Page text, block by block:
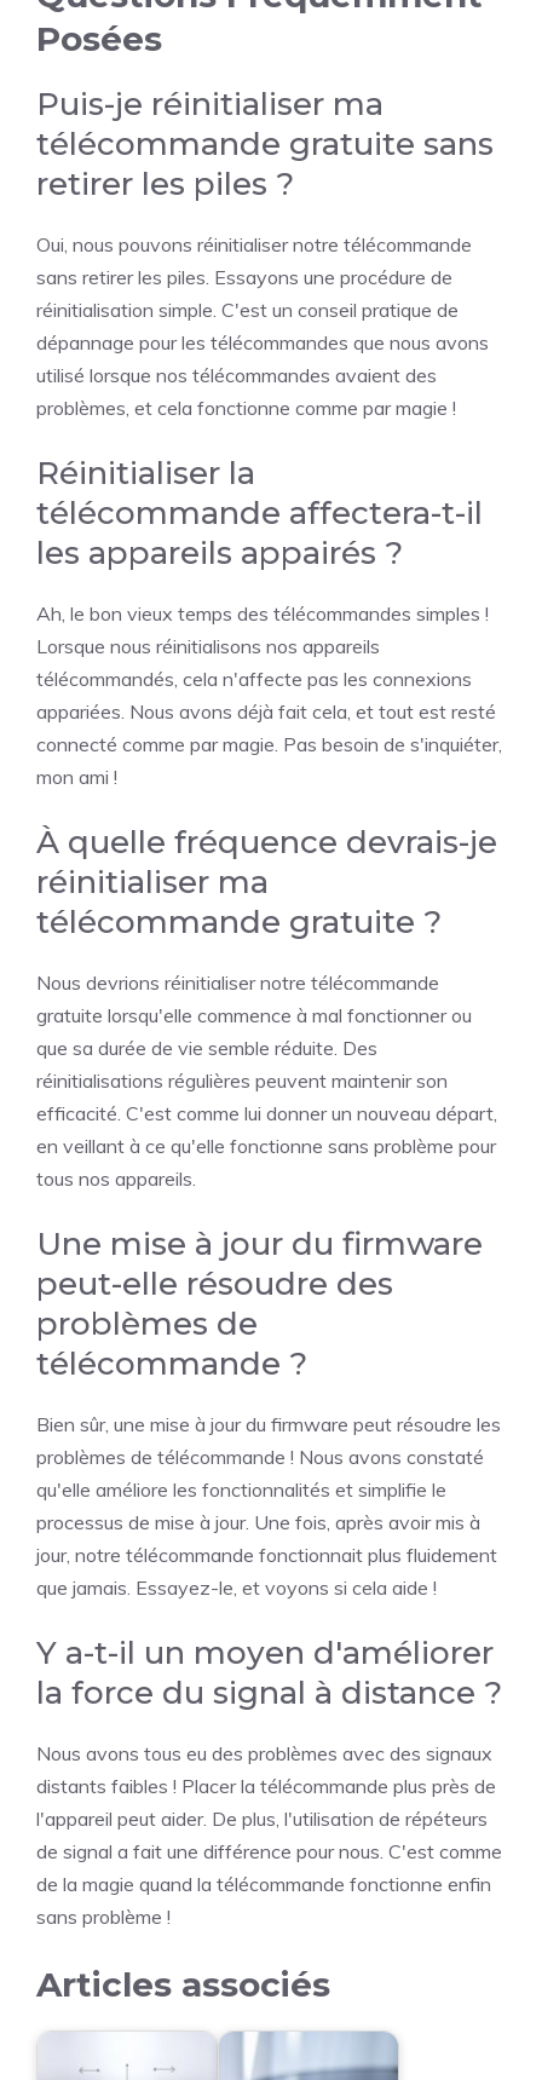
Posées
Puis-je réinitialiser ma
télécommande gratuite sans
retirer les piles ?
Oui, nous pouvons réinitialiser notre télécommande
sans retirer les piles. Essayons une procédure de
réinitialisation simple. C'est un conseil pratique de
dépannage pour les télécommandes que nous avons
utilisé lorsque nos télécommandes avaient des
problèmes, et cela fonctionne comme par magie !
Réinitialiser la
télécommande affectera-t-il
les appareils appairés ?
Ah, le bon vieux temps des télécommandes simples !
Lorsque nous réinitialisons nos appareils
télécommandés, cela n'affecte pas les connexions
appariées. Nous avons déjà fait cela, et tout est resté
connecté comme par magie. Pas besoin de s'inquiéter,
mon ami !
À quelle fréquence devrais-je
réinitialiser ma
télécommande gratuite ?
Nous devrions réinitialiser notre télécommande
gratuite lorsqu'elle commence à mal fonctionner ou
que sa durée de vie semble réduite. Des
réinitialisations régulières peuvent maintenir son
efficacité. C'est comme lui donner un nouveau départ,
en veillant à ce qu'elle fonctionne sans problème pour
tous nos appareils.
Une mise à jour du firmware
peut-elle résoudre des
problèmes de
télécommande ?
Bien sûr, une mise à jour du firmware peut résoudre les
problèmes de télécommande ! Nous avons constaté
qu'elle améliore les fonctionnalités et simplifie le
processus de mise à jour. Une fois, après avoir mis à
jour, notre télécommande fonctionnait plus fluidement
que jamais. Essayez-le, et voyons si cela aide !
Y a-t-il un moyen d'améliorer
la force du signal à distance ?
Nous avons tous eu des problèmes avec des signaux
distants faibles ! Placer la télécommande plus près de
l'appareil peut aider. De plus, l'utilisation de répéteurs
de signal a fait une différence pour nous. C'est comme
de la magie quand la télécommande fonctionne enfin
sans problème !
Articles associés